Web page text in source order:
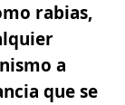
rabias,
a
que se